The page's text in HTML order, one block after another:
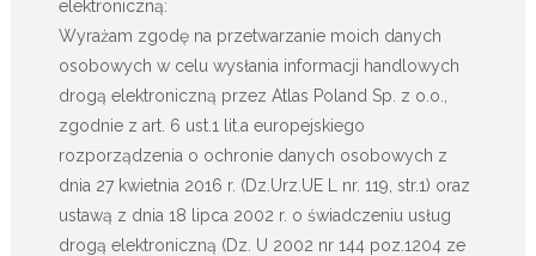
elektroniczną:
Wyrażam zgodę na przetwarzanie moich danych
osobowych w celu wysłania informacji handlowych
drogą elektroniczną przez Atlas Poland Sp. z o.o.,
zgodnie z art. 6 ust.1 lit.a europejskiego
rozporządzenia o ochronie danych osobowych z
dnia 27 kwietnia 2016 r. (Dz.Urz.UE L nr. 119, str.1) oraz
ustawą z dnia 18 lipca 2002 r. o świadczeniu usług
drogą elektroniczną (Dz. U 2002 nr 144 poz.1204 ze